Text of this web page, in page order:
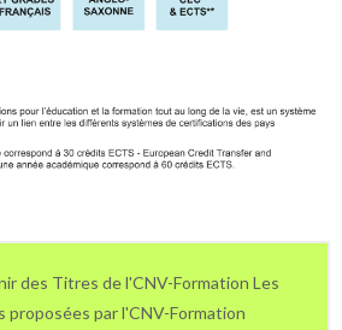
des Titres de l'CNV-Formation Les
proposées par l'CNV-Formation